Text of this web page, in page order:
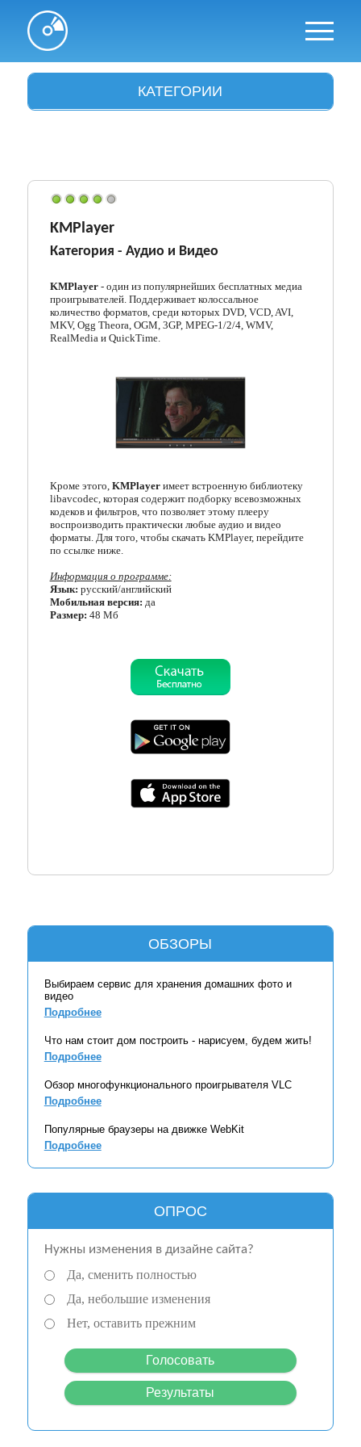
ОБЗОРЫ
Выбираем сервис для хранения домашних фото и
видео
Подробнее
Что нам стоит дом построить - нарисуем, будем жить!
Подробнее
Обзор многофункционального проигрывателя VLC
Подробнее
Популярные браузеры на движке WebKit
Подробнее
ОПРОС
Нужны изменения в дизайне сайта?
Да, сменить полностью
Да, небольшие изменения
Нет, оставить прежним
КАТЕГОРИИ
Аудио и видео
Браузеры
Графика
Драйвера
Интересное
Менеджеры загрузок
Мессенджеры
Организация файлов
Офисные программы
Почтовые программы
Работа с CD/DVD
Разгон и мониторинг
Тестирование онлайн
KMPlayer
Категория - Аудио и Видео
KMPlayer- один из популярнейших бесплатных медиа
проигрывателей. Поддерживает колоссальное
количество форматов, среди которых DVD, VCD, AVI,
MKV, Ogg Theora, OGM, 3GP, MPEG-1/2/4, WMV,
RealMedia и QuickTime.
Кроме этого, KMPlayerимеет встроенную библиотеку
libavcodec, которая содержит подборку всевозможных
кодеков и фильтров, что позволяет этому плееру
воспроизводить практически любые аудио и видео
форматы. Для того, чтобы скачать KMPlayer, перейдите
по ссылке ниже.
Информация о программе:
Язык: русский/английский
Мобильная версия: да
Размер: 48 Мб